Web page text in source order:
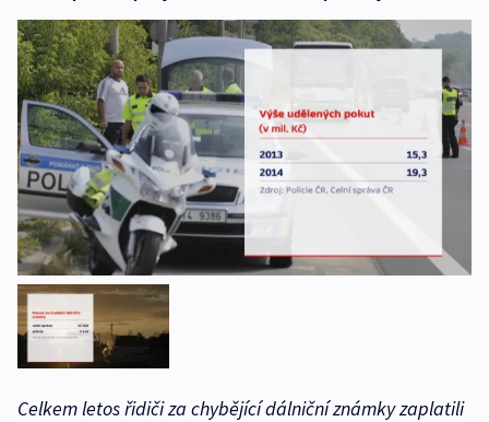
Celkem letos řidiči za chybějící dálniční známky zaplatili